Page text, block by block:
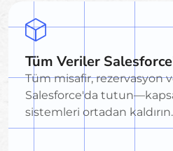
Tüm Veriler
Tüm misafir, rezervasyon
Salesforce'da
sistemleri ortadan kaldırın.